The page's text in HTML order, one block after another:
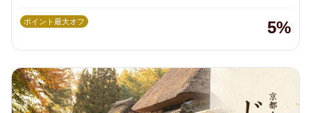
しめる農園です🍓
ポイント最大オフ 5%